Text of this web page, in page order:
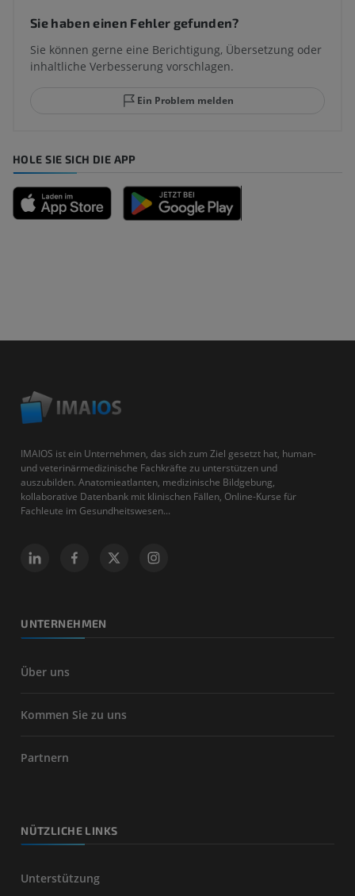
Sie haben einen Fehler gefunden?
Sie können gerne eine Berichtigung, Übersetzung oder
inhaltliche Verbesserung vorschlagen.
Ein Problem melden
HOLE SIE SICH DIE APP
IMAIOS ist ein Unternehmen, das sich zum Ziel gesetzt hat, human-
und veterinärmedizinische Fachkräfte zu unterstützen und
auszubilden. Anatomieatlanten, medizinische Bildgebung,
kollaborative Datenbank mit klinischen Fällen, Online-Kurse für
Fachleute im Gesundheitswesen...
UNTERNEHMEN
Über uns
Kommen Sie zu uns
Partnern
NÜTZLICHE LINKS
Unterstützung